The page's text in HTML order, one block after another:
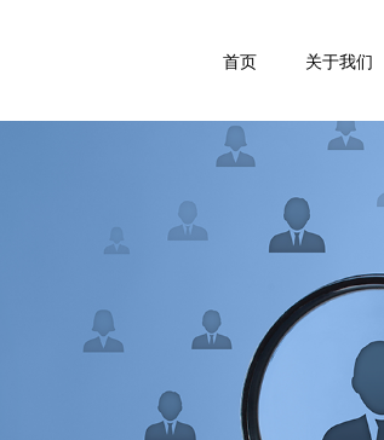
首页 关于我们